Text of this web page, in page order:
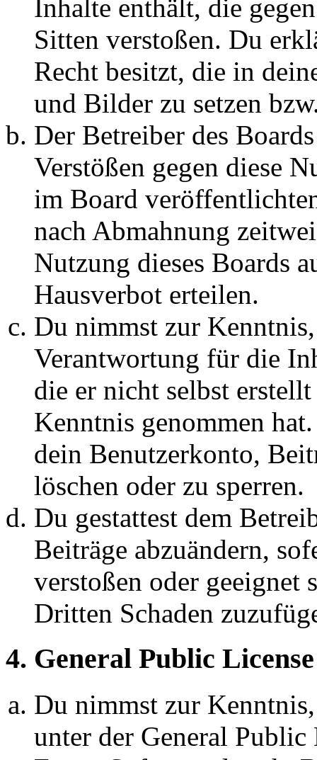
Inhalte enthält, die
Sitten verstoßen. Du
Recht besitzt, die in
und Bilder zu setzen
Der Betreiber des
Verstößen gegen diese
im Board
nach Abmahnung
Nutzung dieses Boards
Hausverbot erteilen.
Du nimmst zur
Verantwortung für die
die er nicht selbst
Kenntnis genommen
dein Benutzerkonto,
löschen oder zu sperren.
Du gestattest dem
Beiträge abzuändern,
verstoßen oder geeignet
Dritten Schaden
4. General Public License
Du nimmst zur
unter der General